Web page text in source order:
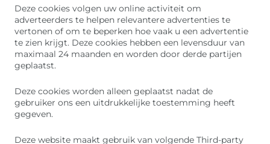
Deze cookies volgen uw online activiteit om
adverteerders te helpen relevantere advertenties te
vertonen of om te beperken hoe vaak u een advertentie
te zien krijgt. Deze cookies hebben een levensduur van
maximaal 24 maanden en worden door derde partijen
geplaatst.
Deze cookies worden alleen geplaatst nadat de
gebruiker ons een uitdrukkelijke toestemming heeft
gegeven.
Deze website maakt gebruik van volgende Third-party